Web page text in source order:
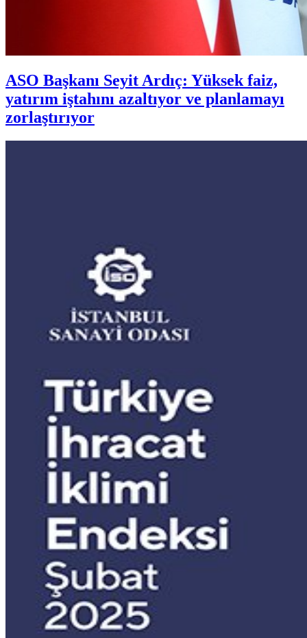
ASO Başkanı Seyit Ardıç: Yüksek faiz,
yatırım iştahını azaltıyor ve planlamayı
zorlaştırıyor